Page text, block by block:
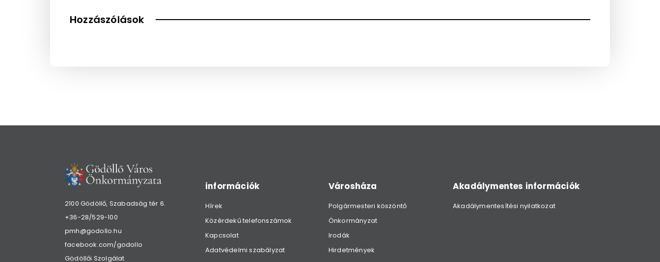
Hozzászólások
2100 Gödöllő, Szabadság tér 6.
+36-28/529-100
pmh@godollo.hu
facebook.com/godollo
Gödöllői Szolgálat
információk
Hírek
Közérdekű telefonszámok
Kapcsolat
Adatvédelmi szabályzat
Városháza
Polgármesteri köszöntő
Önkormányzat
Irodák
Hirdetmények
Akadálymentes információk
Akadálymentesítési nyilatkozat